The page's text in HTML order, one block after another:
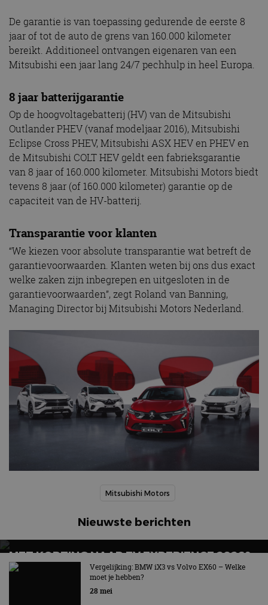
De garantie is van toepassing gedurende de eerste 8
jaar of tot de auto de grens van 160.000 kilometer
bereikt. Additioneel ontvangen eigenaren van een
Mitsubishi een jaar lang 24/7 pechhulp in heel Europa.
8 jaar batterijgarantie
Op de hoogvoltagebatterij (HV) van de Mitsubishi
Outlander PHEV (vanaf modeljaar 2016), Mitsubishi
Eclipse Cross PHEV, Mitsubishi ASX HEV en PHEV en
de Mitsubishi COLT HEV geldt een fabrieksgarantie
van 8 jaar of 160.000 kilometer. Mitsubishi Motors biedt
tevens 8 jaar (of 160.000 kilometer) garantie op de
capaciteit van de HV-batterij.
Transparantie voor klanten
“We kiezen voor absolute transparantie wat betreft de
garantievoorwaarden. Klanten weten bij ons dus exact
welke zaken zijn inbegrepen en uitgesloten in de
garantievoorwaarden”, zegt Roland van Banning,
Managing Director bij Mitsubishi Motors Nederland.
Mitsubishi Motors
Nieuwste berichten
MET KORTING NAAR EV EXPERIENCE 2026?
AUTORAI REGELT HET!
EV Experience 2026 van 24 tot 26 september
Vergelijking: BMW iX3 vs Volvo EX60 – Welke
moet je hebben?
28 mei